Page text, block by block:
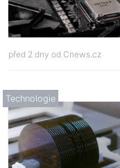
před 2 dny od Cnews.cz
Technologie